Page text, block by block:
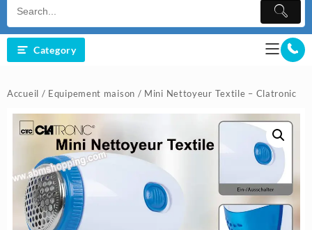
Category
Accueil / Equipement maison / Mini Nettoyeur Textile – Clatronic